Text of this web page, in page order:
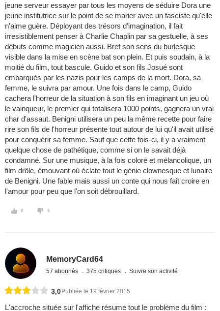
jeune serveur essayer par tous les moyens de séduire Dora une
jeune institutrice sur le point de se marier avec un fasciste qu'elle
n'aime guère. Déployant des trésors d'imagination, il fait
irresistiblement penser à Charlie Chaplin par sa gestuelle, à ses
débuts comme magicien aussi. Bref son sens du burlesque
visible dans la mise en scène bat son plein. Et puis soudain, à la
moitié du film, tout bascule. Guido et son fils Josué sont
embarqués par les nazis pour les camps de la mort. Dora, sa
femme, le suivra par amour. Une fois dans le camp, Guido
cachera l'horreur de la situation à son fils en imaginant un jeu où
le vainqueur, le premier qui totalisera 1000 points, gagnera un vrai
char d'assaut. Benigni utilisera un peu la même recette pour faire
rire son fils de l'horreur présente tout autour de lui qu'il avait utilisé
pour conquérir sa femme. Sauf que cette fois-ci, il y a vraiment
quelque chose de pathétique, comme si on le savait déjà
condamné. Sur une musique, à la fois coloré et mélancolique, un
film drôle, émouvant où éclate tout le génie clownesque et lunaire
de Benigni. Une fable mais aussi un conte qui nous fait croire en
l'amour pour peu que l'on soit débrouillard.
2 1
MemoryCard64
57 abonnés 375 critiques Suivre son activité
3,0 Publiée le 19 février 2015
L'accroche située sur l'affiche résume tout le problème du film :